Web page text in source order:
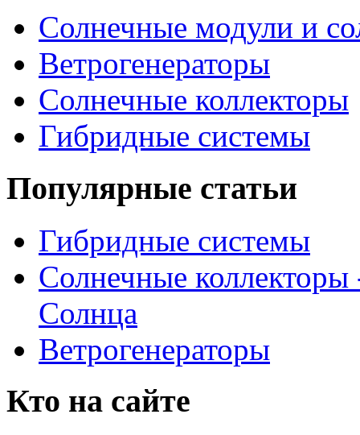
Солнечные модули и
Ветрогенераторы
Солнечные коллекторы
Гибридные системы
Популярные статьи
Гибридные системы
Солнечные коллекторы
Солнца
Ветрогенераторы
Кто на сайте